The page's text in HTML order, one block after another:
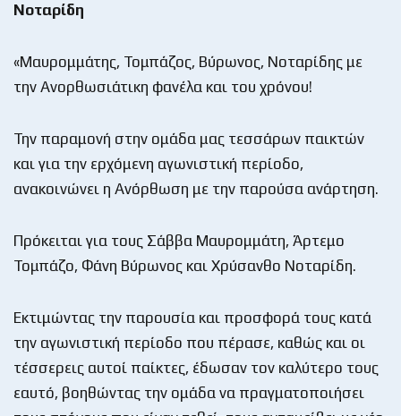
Νοταρίδη
«Μαυρομμάτης, Τομπάζος, Βύρωνος, Νοταρίδης με
την Ανορθωσιάτικη φανέλα και του χρόνου!
Την παραμονή στην ομάδα μας τεσσάρων παικτών
και για την ερχόμενη αγωνιστική περίοδο,
ανακοινώνει η Ανόρθωση με την παρούσα ανάρτηση.
Πρόκειται για τους Σάββα Μαυρομμάτη, Άρτεμο
Τομπάζο, Φάνη Βύρωνος και Χρύσανθο Νοταρίδη.
Εκτιμώντας την παρουσία και προσφορά τους κατά
την αγωνιστική περίοδο που πέρασε, καθώς και οι
τέσσερεις αυτοί παίκτες, έδωσαν τον καλύτερο τους
εαυτό, βοηθώντας την ομάδα να πραγματοποιήσει